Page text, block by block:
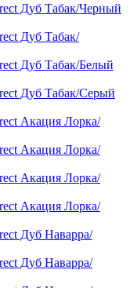
Дуб Табак/Черный
Дуб Табак/
Дуб Табак/Белый
Дуб Табак/Серый
Акация Лорка/
Акация Лорка/
Акация Лорка/
Акация Лорка/
Дуб Наварра/
Дуб Наварра/